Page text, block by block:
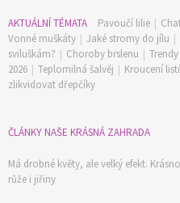
AKTUÁLNÍ TÉMATA Pavoučí lilie |
Vonné muškáty | Jaké stromy do jílu |
sviluškám? | Choroby brslenu |
2026 | Teplomilná šalvěj | Kroucení
zlikvidovat dřepčíky
ČLÁNKY NAŠE KRÁSNÁ ZAHRADA
Má drobné květy, ale velký efekt.
růže i jiřiny